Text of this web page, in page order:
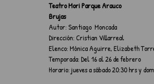
Teatro Mori Parque Arauco
Brujas
Autor: Santiago  Moncada
Dirección: Cristian Villarreal
Elenco: Mónica Aguirre, Elizabeth
Temporada: Del 16 al 26 de febrero
Horario: jueves a sábado 20:30 hrs y